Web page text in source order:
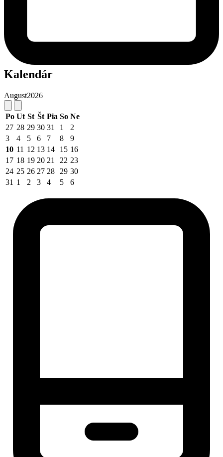
Kalendár
August2026
Po Ut St Št Pia So Ne
27 28 29 30 31 1
2
3
4 5 6 7 8
9
10 11 12 13 14 15 16
17 18 19 20 21 22 23
24 25 26 27 28 29 30
31 1 2 3 4 5 6